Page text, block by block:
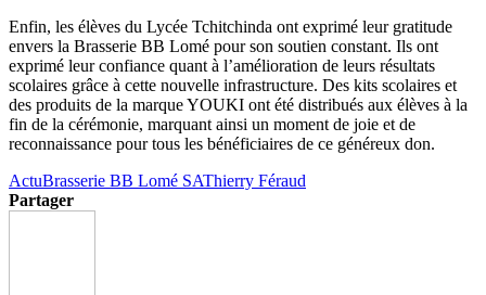
Enfin, les élèves du Lycée Tchitchinda ont exprimé leur gratitude
envers la Brasserie BB Lomé pour son soutien constant. Ils ont
exprimé leur confiance quant à l’amélioration de leurs résultats
scolaires grâce à cette nouvelle infrastructure. Des kits scolaires et
des produits de la marque YOUKI ont été distribués aux élèves à la
fin de la cérémonie, marquant ainsi un moment de joie et de
reconnaissance pour tous les bénéficiaires de ce généreux don.
ActuBrasserie BB Lomé SAThierry Féraud
Partager